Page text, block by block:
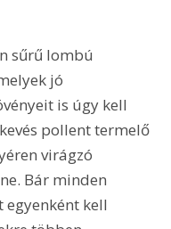
sűrű lombú
jó
is úgy kell
pollent termelő
virágzó
Bár minden
kell